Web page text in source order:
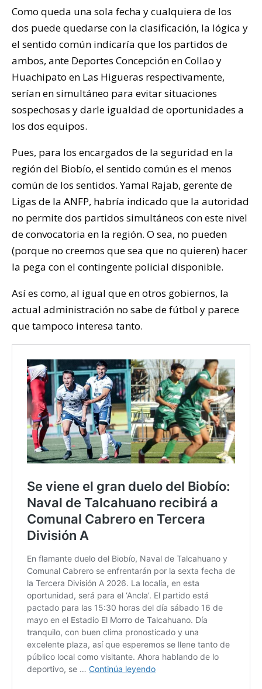
Como queda una sola fecha y cualquiera de los
dos puede quedarse con la clasificación, la lógica y
el sentido común indicaría que los partidos de
ambos, ante Deportes Concepción en Collao y
Huachipato en Las Higueras respectivamente,
serían en simultáneo para evitar situaciones
sospechosas y darle igualdad de oportunidades a
los dos equipos.
Pues, para los encargados de la seguridad en la
región del Biobío, el sentido común es el menos
común de los sentidos. Yamal Rajab, gerente de
Ligas de la ANFP, habría indicado que la autoridad
no permite dos partidos simultáneos con este nivel
de convocatoria en la región. O sea, no pueden
(porque no creemos que sea que no quieren) hacer
la pega con el contingente policial disponible.
Así es como, al igual que en otros gobiernos, la
actual administración no sabe de fútbol y parece
que tampoco interesa tanto.